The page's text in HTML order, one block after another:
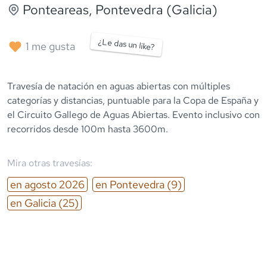
Ponteareas, Pontevedra (Galicia)
1 me gusta ¿Le das un like?
Travesía de natación en aguas abiertas con múltiples
categorías y distancias, puntuable para la Copa de España y
el Circuito Gallego de Aguas Abiertas. Evento inclusivo con
recorridos desde 100m hasta 3600m.
Mira otras travesías:
en agosto 2026 en Pontevedra (9)
en Galicia (25)